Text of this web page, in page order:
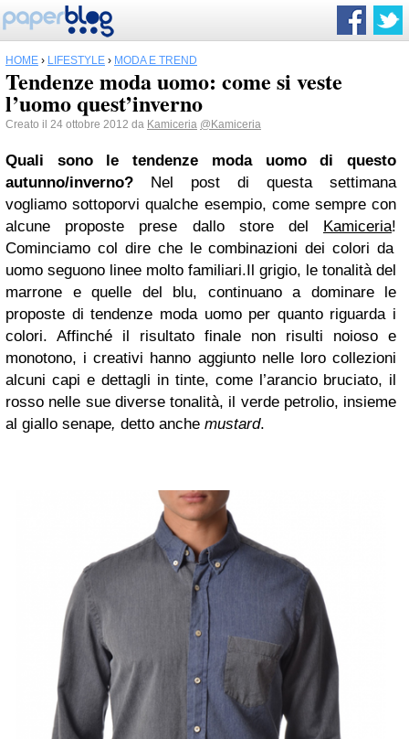
HOME › LIFESTYLE › MODA E TREND
Tendenze moda uomo: come si veste
l’uomo quest’inverno
Creato il 24 ottobre 2012 da Kamiceria @Kamiceria
Quali sono le tendenze moda uomo di questo
autunno/inverno? Nel post di questa settimana
vogliamo sottoporvi qualche esempio, come sempre con
alcune proposte prese dallo store del Kamiceria!
Cominciamo col dire che le combinazioni dei colori da
uomo seguono linee molto familiari.Il grigio, le tonalità del
marrone e quelle del blu, continuano a dominare le
proposte di tendenze moda uomo per quanto riguarda i
colori. Affinché il risultato finale non risulti noioso e
monotono, i creativi hanno aggiunto nelle loro collezioni
alcuni capi e dettagli in tinte, come l’arancio bruciato, il
rosso nelle sue diverse tonalità, il verde petrolio, insieme
al giallo senape, detto anche mustard.